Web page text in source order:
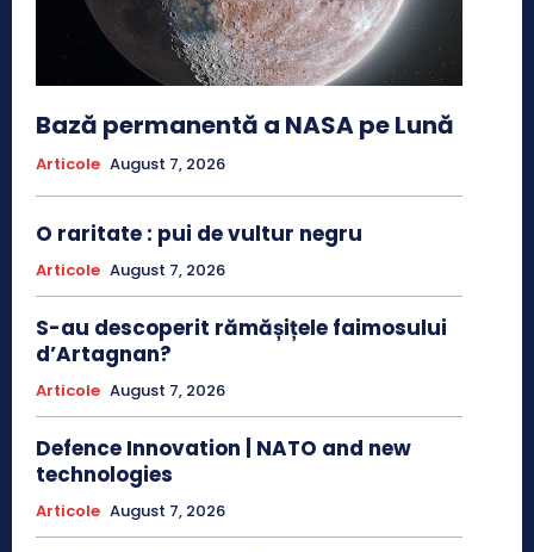
Bază permanentă a NASA pe Lună
Articole August 7, 2026
O raritate : pui de vultur negru
Articole August 7, 2026
S-au descoperit rămășițele faimosului
d’Artagnan?
Articole August 7, 2026
Defence Innovation | NATO and new
technologies
Articole August 7, 2026